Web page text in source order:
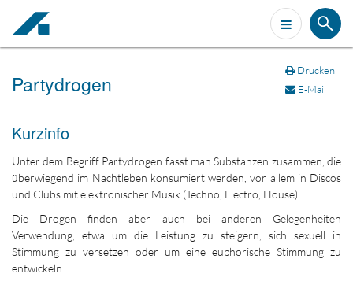
Partydrogen
Drucken
E-Mail
Kurzinfo
Unter dem Begriff Partydrogen fasst man Substanzen zusammen, die
überwiegend im Nachtleben konsumiert werden, vor allem in Discos
und Clubs mit elektronischer Musik (Techno, Electro, House).
Die Drogen finden aber auch bei anderen Gelegenheiten
Verwendung, etwa um die Leistung zu steigern, sich sexuell in
Stimmung zu versetzen oder um eine euphorische Stimmung zu
entwickeln.